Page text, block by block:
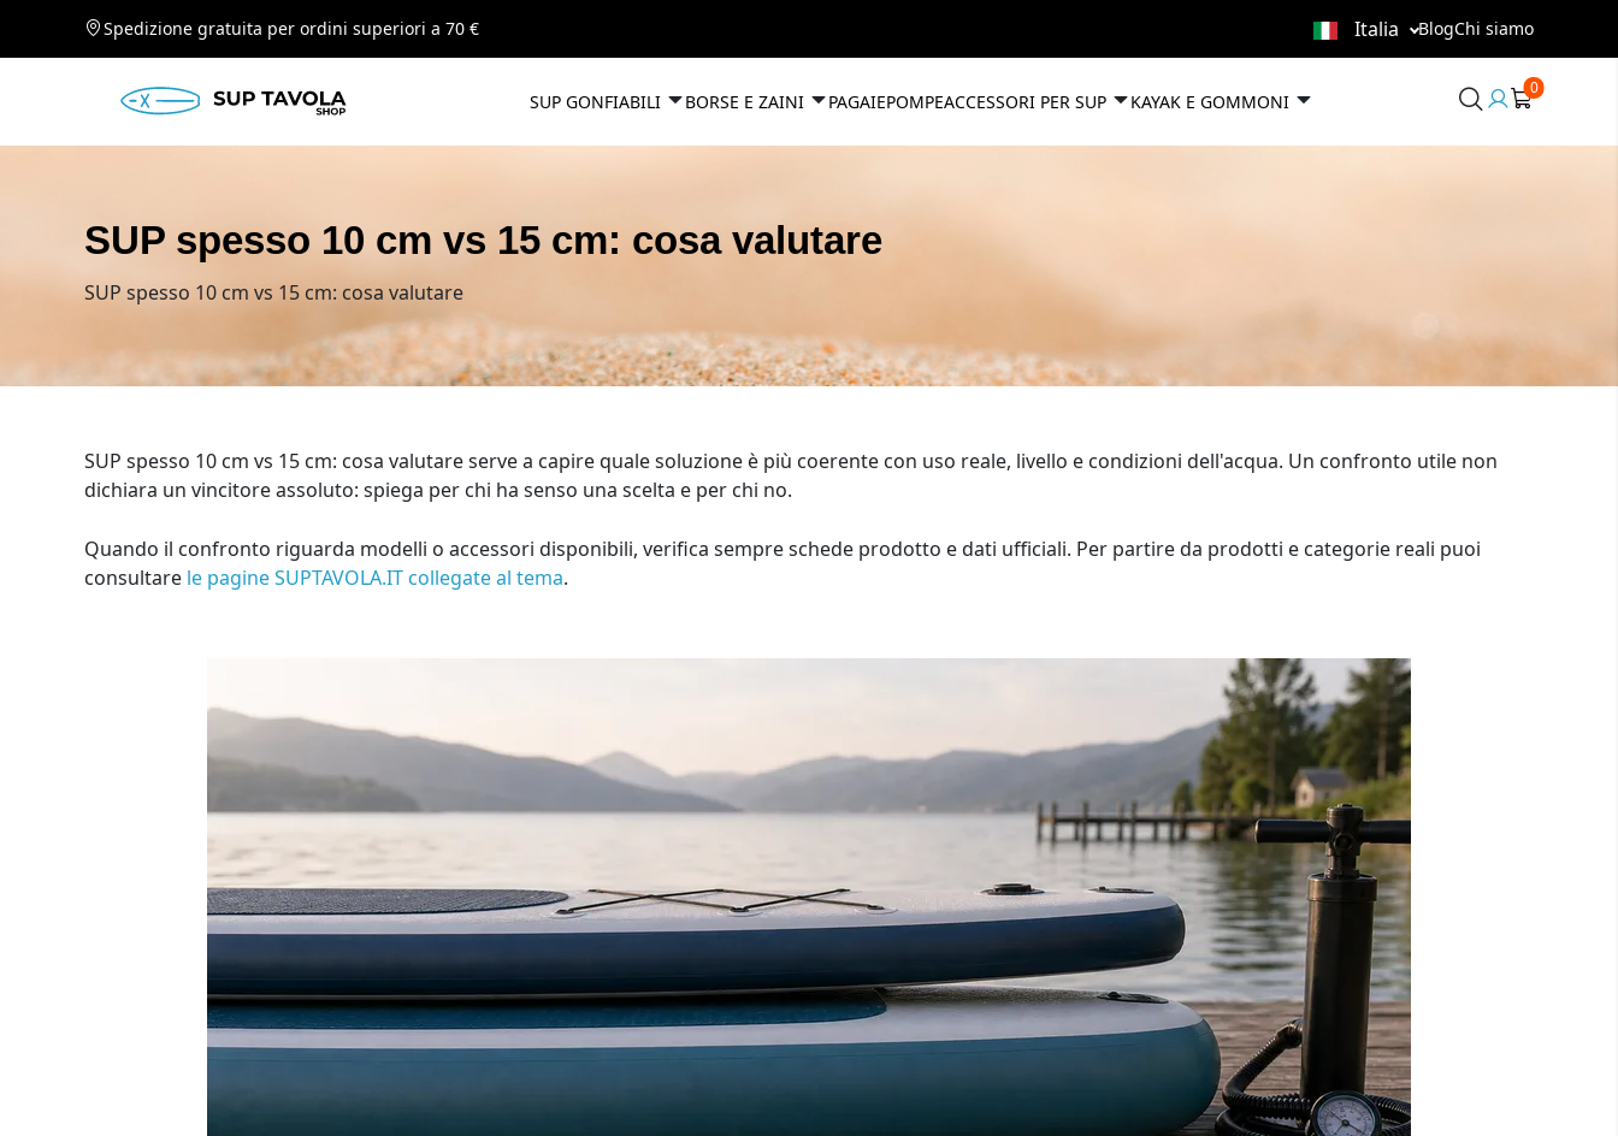
Spedizione gratuita per ordini superiori a 70 € Italia BlogChi siamo
SUP GONFIABILI BORSE E ZAINI PAGAIEPOMPEACCESSORI PER SUP KAYAK E GOMMONI
User
0
SUP spesso 10 cm vs 15 cm: cosa valutare
SUP spesso 10 cm vs 15 cm: cosa valutare
SUP spesso 10 cm vs 15 cm: cosa valutare serve a capire quale soluzione è più coerente con uso reale, livello e condizioni dell'acqua. Un confronto utile non
dichiara un vincitore assoluto: spiega per chi ha senso una scelta e per chi no.
Quando il confronto riguarda modelli o accessori disponibili, verifica sempre schede prodotto e dati ufficiali. Per partire da prodotti e categorie reali puoi
consultare le pagine SUPTAVOLA.IT collegate al tema.